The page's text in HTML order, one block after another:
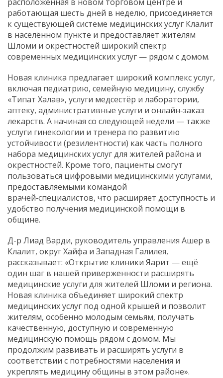
работающая шесть дней в неделю, присоединяется
к существующей системе медицинских услуг Клалит
в населённом пункте и предоставляет жителям
Шломи и окрестностей широкий спектр
современных медицинских услуг — рядом с домом.
Новая клиника предлагает широкий комплекс услуг,
включая педиатрию, семейную медицину, службу
«Типат Халав», услуги медсестёр и лаборатории,
аптеку, административные услуги и онлайн‑заказ
лекарств. А начиная со следующей недели — также
услуги гинекологии и тренера по развитию
устойчивости (резилентности) как часть полного
набора медицинских услуг для жителей района и
окрестностей. Кроме того, пациенты смогут
пользоваться цифровыми медицинскими услугами,
предоставляемыми командой
врачей‑специалистов, что расширяет доступность и
удобство получения медицинской помощи в
общине.
Д-р Лиад Варди, руководитель управления Ашер в
Клалит, округ Хайфа и Западная Галилея,
рассказывает: «Открытие клиники Яарит — ещё
один шаг в нашей приверженности расширять
медицинские услуги для жителей Шломи и региона.
Новая клиника объединяет широкий спектр
медицинских услуг под одной крышей и позволит
жителям, особенно молодым семьям, получать
качественную, доступную и современную
медицинскую помощь рядом с домом. Мы
продолжим развивать и расширять услуги в
соответствии с потребностями населения и
укреплять медицину общины в этом районе».